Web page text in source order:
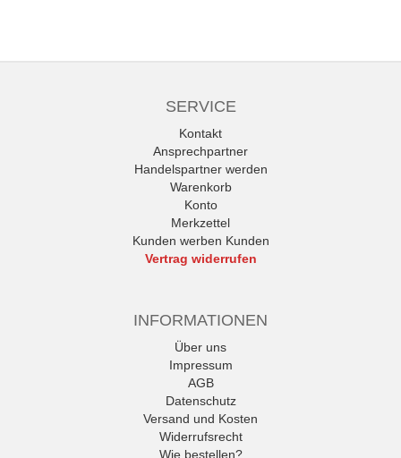
SERVICE
Kontakt
Ansprechpartner
Handelspartner werden
Warenkorb
Konto
Merkzettel
Kunden werben Kunden
Vertrag widerrufen
INFORMATIONEN
Über uns
Impressum
AGB
Datenschutz
Versand und Kosten
Widerrufsrecht
Wie bestellen?